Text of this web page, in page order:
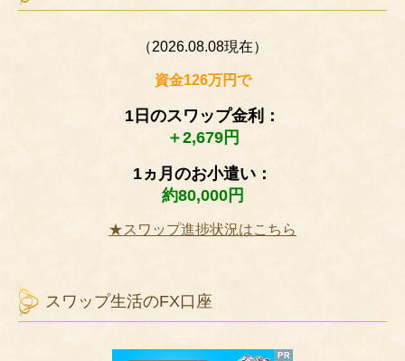
（2026.08.08現在）
資金126万円で
1日のスワップ金利：
＋2,679円
1ヵ月のお小遣い：
約80,000円
★スワップ進捗状況はこちら
スワップ生活のFX口座